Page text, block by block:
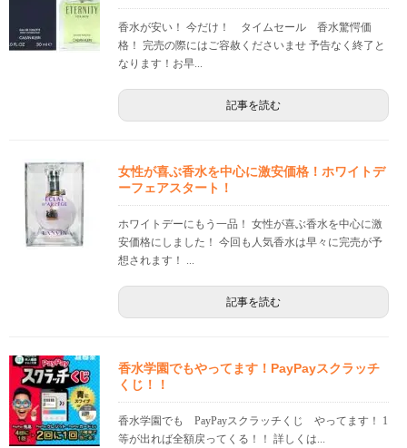
香水が安い！ 今だけ！ タイムセール 香水驚愕価
格！ 完売の際にはご容赦くださいませ 予告なく終了と
なります！お早...
記事を読む
女性が喜ぶ香水を中心に激安価格！ホワイトデ
ーフェアスタート！
ホワイトデーにもう一品！ 女性が喜ぶ香水を中心に激
安価格にしました！ 今回も人気香水は早々に完売が予
想されます！ ...
記事を読む
香水学園でもやってます！PayPayスクラッチ
くじ！！
香水学園でも PayPayスクラッチくじ やってます！ 1
等が出れば全額戻ってくる！！ 詳しくは...